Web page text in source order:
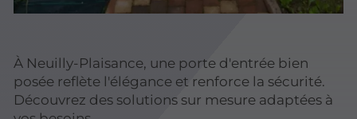
À Neuilly-Plaisance, une porte d'entrée bien
posée reflète l'élégance et renforce la sécurité.
Découvrez des solutions sur mesure adaptées à